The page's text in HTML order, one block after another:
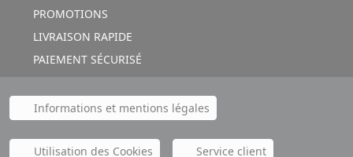
PROMOTIONS
LIVRAISON RAPIDE
PAIEMENT SÉCURISÉ
Informations et mentions légales
Utilisation des Cookies Service client